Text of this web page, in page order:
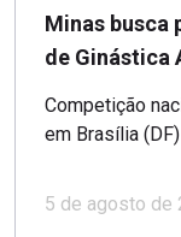
Minas busca
de Ginástica
Competição
em Brasília (DF)
5 de agosto de